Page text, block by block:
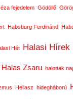
fejedelem Gödöllő
Habsburg Ferdinánd
Hét Halasi Hírek
Halas Zsaru halottak
Hellasz hidegháború